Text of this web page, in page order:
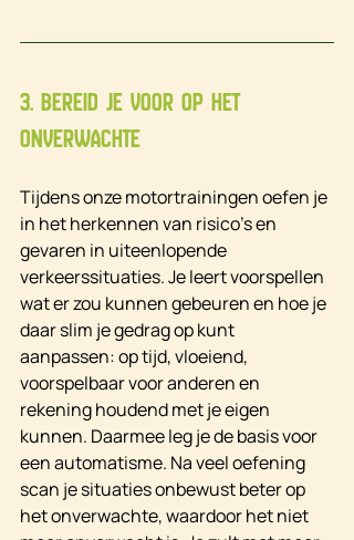
3. Bereid je voor op het
onverwachte
Tijdens onze motortrainingen oefen je
in het herkennen van risico’s en
gevaren in uiteenlopende
verkeerssituaties. Je leert voorspellen
wat er zou kunnen gebeuren en hoe je
daar slim je gedrag op kunt
aanpassen: op tijd, vloeiend,
voorspelbaar voor anderen en
rekening houdend met je eigen
kunnen. Daarmee leg je de basis voor
een automatisme. Na veel oefening
scan je situaties onbewust beter op
het onverwachte, waardoor het niet